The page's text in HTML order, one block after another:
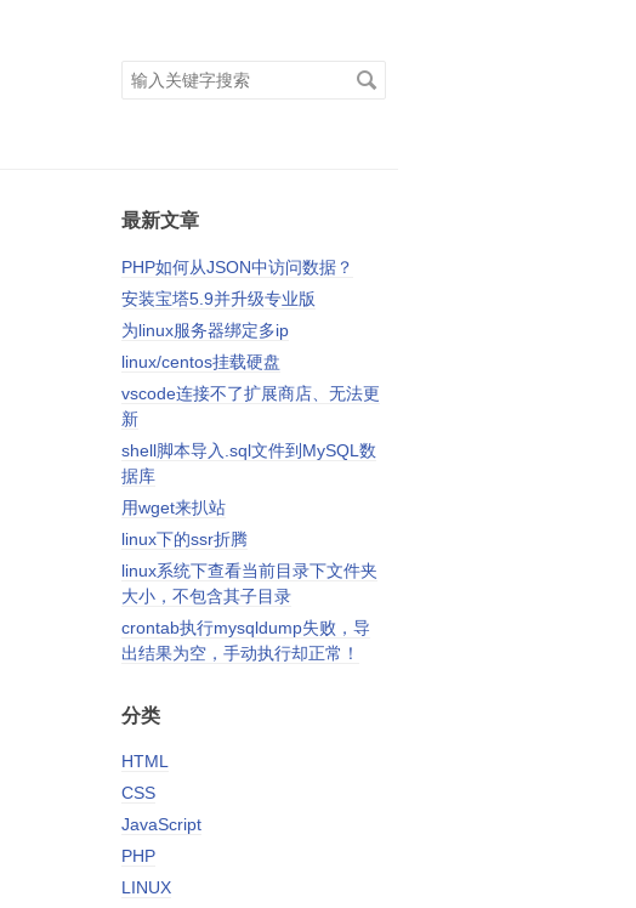
搜
索
最新文章
PHP如何从JSON中访问数据？
安装宝塔5.9并升级专业版
为linux服务器绑定多ip
linux/centos挂载硬盘
vscode连接不了扩展商店、无法更
新
shell脚本导入.sql文件到MySQL数
据库
用wget来扒站
linux下的ssr折腾
linux系统下查看当前目录下文件夹
大小，不包含其子目录
crontab执行mysqldump失败，导
出结果为空，手动执行却正常！
分类
HTML
CSS
JavaScript
PHP
LINUX